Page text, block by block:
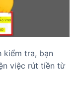
kiểm tra, bạn
việc rút tiền từ